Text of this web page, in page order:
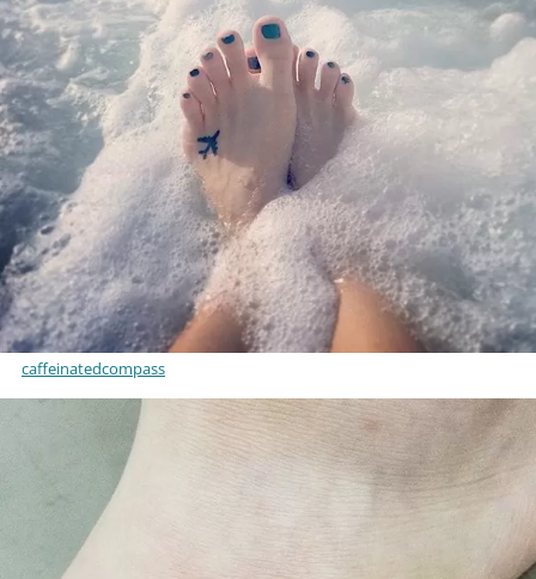
caffeinatedcompass